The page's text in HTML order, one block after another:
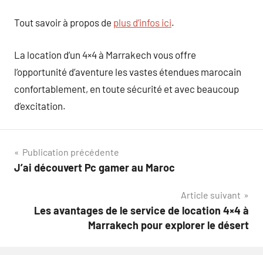
Tout savoir à propos de plus d’infos ici.
La location d’un 4×4 à Marrakech vous offre
l’opportunité d’aventure les vastes étendues marocain
confortablement, en toute sécurité et avec beaucoup
d’excitation.
Navigation
de
Publication précédente
J’ai découvert Pc gamer au Maroc
Article suivant
Les avantages de le service de location 4×4 à
Marrakech pour explorer le désert